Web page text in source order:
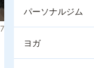
パーソナルジム
ヨガ